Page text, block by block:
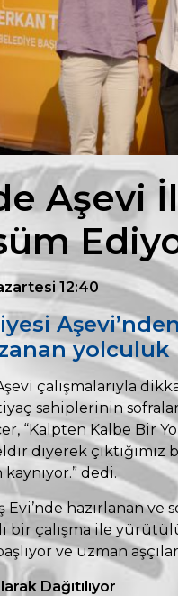
Aşevi
12:40
yolculuk
çalışmalarıyla
sahiplerinin
“Kalpten Kalbe Bir
diyerek çıktığımız
dedi.
Evi’nde hazırlanan
bir çalışma ile
ve uzman
Dağıtılıyor